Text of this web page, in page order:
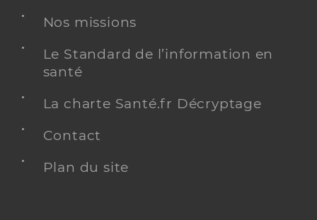
Nos missions
Le Standard de l’information en
santé
La charte Santé.fr Décryptage
Contact
Plan du site